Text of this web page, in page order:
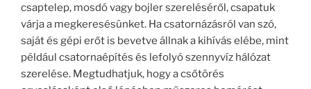
csaptelep, mosdó vagy bojler szereléséről, csapatuk
várja a megkeresésünket. Ha csatornázásról van szó,
saját és gépi erőt is bevetve állnak a kihívás elébe, mint
például csatornaépítés és lefolyó szennyvíz hálózat
szerelése. Megtudhatjuk, hogy a csőtörés